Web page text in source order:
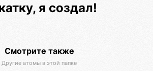
я создал!
Смотрите также
Другие атомы в этой папке